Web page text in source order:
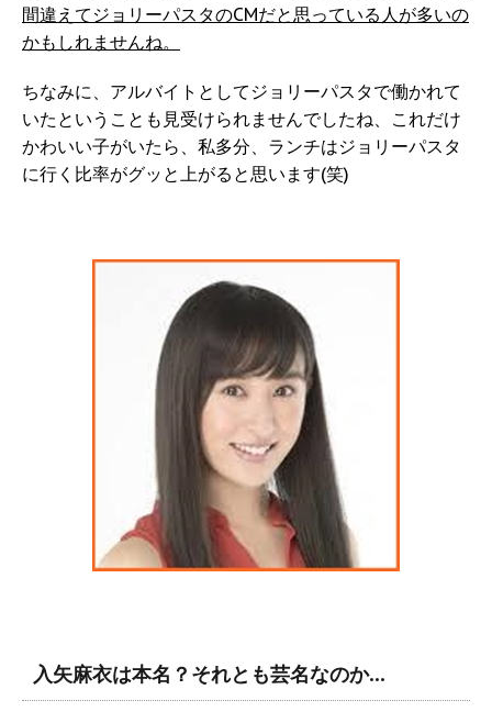
間違えてジョリーパスタのCMだと思っている人が多いの
かもしれませんね。
ちなみに、アルバイトとしてジョリーパスタで働かれて
いたということも見受けられませんでしたね、これだけ
かわいい子がいたら、私多分、ランチはジョリーパスタ
に行く比率がグッと上がると思います(笑)
入矢麻衣は本名？それとも芸名なのか…